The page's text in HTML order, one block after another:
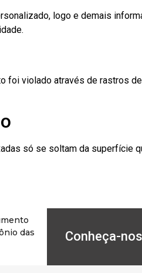
logo e demais
violado através de rastros
só se soltam da superfície
das
Conheça-